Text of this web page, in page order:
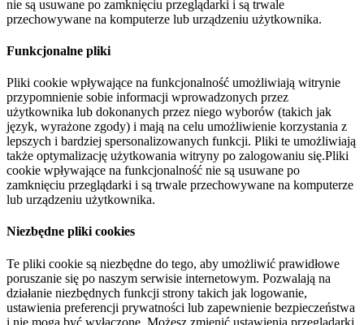
nie są usuwane po zamknięciu przeglądarki i są trwale
przechowywane na komputerze lub urządzeniu użytkownika.
Funkcjonalne pliki
Pliki cookie wpływające na funkcjonalność umożliwiają witrynie
przypomnienie sobie informacji wprowadzonych przez
użytkownika lub dokonanych przez niego wyborów (takich jak
język, wyrażone zgody) i mają na celu umożliwienie korzystania z
lepszych i bardziej spersonalizowanych funkcji. Pliki te umożliwiają
także optymalizację użytkowania witryny po zalogowaniu się.Pliki
cookie wpływające na funkcjonalność nie są usuwane po
zamknięciu przeglądarki i są trwale przechowywane na komputerze
lub urządzeniu użytkownika.
Niezbędne pliki cookies
Te pliki cookie są niezbędne do tego, aby umożliwić prawidłowe
poruszanie się po naszym serwisie internetowym. Pozwalają na
działanie niezbędnych funkcji strony takich jak logowanie,
ustawienia preferencji prywatności lub zapewnienie bezpieczeństwa
i nie mogą być wyłączone. Możesz zmienić ustawienia przeglądarki,